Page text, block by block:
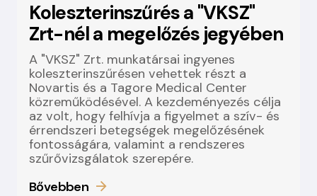
Koleszterinszűrés a "VKSZ"
Zrt-nél a megelőzés jegyében
A "VKSZ" Zrt. munkatársai ingyenes
koleszterinszűrésen vehettek részt a
Novartis és a Tagore Medical Center
közreműködésével. A kezdeményezés célja
az volt, hogy felhívja a figyelmet a szív- és
érrendszeri betegségek megelőzésének
fontosságára, valamint a rendszeres
szűrővizsgálatok szerepére.
Bővebben